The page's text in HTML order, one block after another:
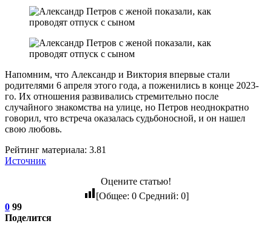
Напомним, что Александр и Виктория впервые стали
родителями 6 апреля этого года, а поженились в конце 2023-
го. Их отношения развивались стремительно после
случайного знакомства на улице, но Петров неоднократно
говорил, что встреча оказалась судьбоносной, и он нашел
свою любовь.
Рейтинг материала: 3.81
Источник
Оцените статью!
[Общее: 0Средний: 0]
0 99
Поделится